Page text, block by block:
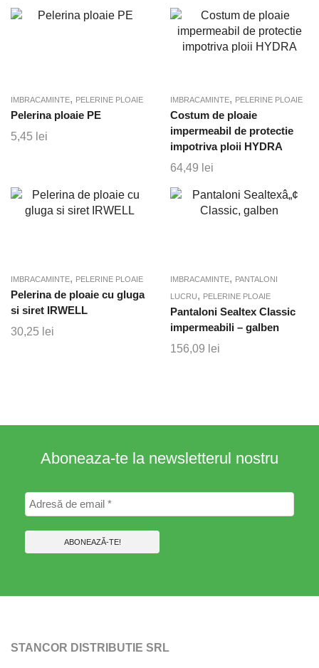
IMBRACAMINTE, PELERINE PLOAIE
Pelerina ploaie PE
5,45 lei
IMBRACAMINTE, PELERINE PLOAIE
Costum de ploaie
impermeabil de protectie
impotriva ploii HYDRA
64,49 lei
IMBRACAMINTE, PELERINE PLOAIE
Pelerina de ploaie cu gluga
si siret IRWELL
30,25 lei
IMBRACAMINTE, PANTALONI
LUCRU, PELERINE PLOAIE
Pantaloni Sealtex Classic
impermeabili – galben
156,09 lei
Aboneaza-te la newsletterul nostru
STANCOR DISTRIBUTIE SRL